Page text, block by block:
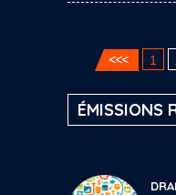
1
ÉMISSIONS